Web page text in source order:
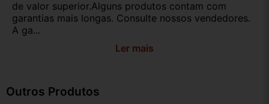
de valor superior.Alguns produtos contam com
garantias mais longas. Consulte nossos vendedores.
A ga...
Ler mais
Outros Produtos